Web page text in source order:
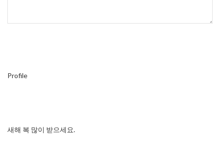
Profile
새해 복 많이 받으세요.